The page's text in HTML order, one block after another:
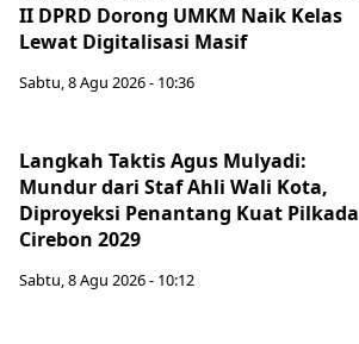
II DPRD Dorong UMKM Naik Kelas
Lewat Digitalisasi Masif
Sabtu, 8 Agu 2026 - 10:36
Langkah Taktis Agus Mulyadi:
Mundur dari Staf Ahli Wali Kota,
Diproyeksi Penantang Kuat Pilkada
Cirebon 2029
Sabtu, 8 Agu 2026 - 10:12